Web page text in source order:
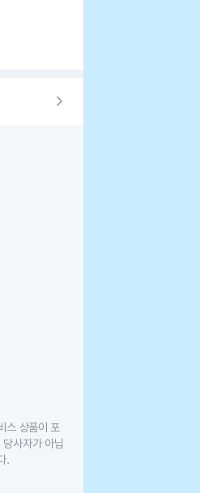
스 상품이 포
사자가 아닙
.